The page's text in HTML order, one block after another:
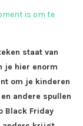
staat van
je hier enorm
om je kinderen
andere spullen
Black Friday